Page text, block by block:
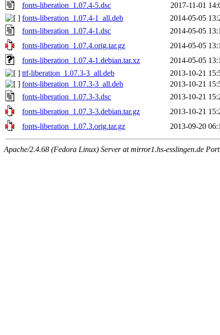
fonts-liberation_1.07.4-5.dsc
2017-11-01
fonts-liberation_1.07.4-1_all.deb
2014-05-05
fonts-liberation_1.07.4-1.dsc
2014-05-05
fonts-liberation_1.07.4.orig.tar.gz
2014-05-05
fonts-liberation_1.07.4-1.debian.tar.xz
2014-05-05
ttf-liberation_1.07.3-3_all.deb
2013-10-21
fonts-liberation_1.07.3-3_all.deb
2013-10-21
fonts-liberation_1.07.3-3.dsc
2013-10-21
fonts-liberation_1.07.3-3.debian.tar.gz
2013-10-21
fonts-liberation_1.07.3.orig.tar.gz
2013-09-20
Apache/2.4.68 (Fedora Linux) Server at mirror1.hs-esslingen.de